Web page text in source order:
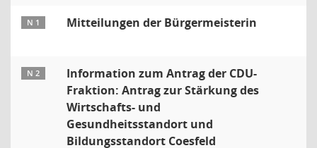
N 1 Mitteilungen der Bürgermeisterin
N 2
Information zum Antrag der CDU-
Fraktion: Antrag zur Stärkung des
Wirtschafts- und
Gesundheitsstandort und
Bildungsstandort Coesfeld